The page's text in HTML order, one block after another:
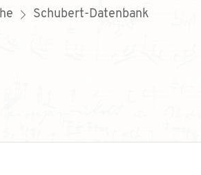
Schubert-Datenbank